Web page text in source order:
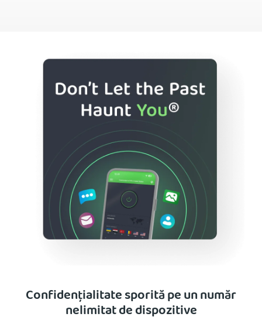
Confidențialitate sporită pe un număr
nelimitat de dispozitive